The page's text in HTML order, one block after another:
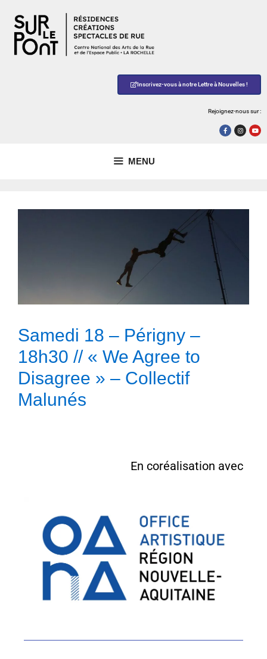
Inscrivez-vous à notre Lettre à Nouvelles !
Rejoignez-nous sur :
MENU
Samedi 18 – Périgny –
18h30 // « We Agree to
Disagree » – Collectif
Malunés
En coréalisation avec